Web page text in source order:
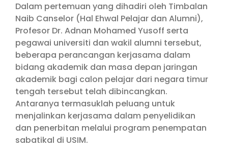
Dalam pertemuan yang dihadiri oleh Timbalan
Naib Canselor (Hal Ehwal Pelajar dan Alumni),
Profesor Dr. Adnan Mohamed Yusoff serta
pegawai universiti dan wakil alumni tersebut,
beberapa perancangan kerjasama dalam
bidang akademik dan masa depan jaringan
akademik bagi calon pelajar dari negara timur
tengah tersebut telah dibincangkan.
Antaranya termasuklah peluang untuk
menjalinkan kerjasama dalam penyelidikan
dan penerbitan melalui program penempatan
sabatikal di USIM.